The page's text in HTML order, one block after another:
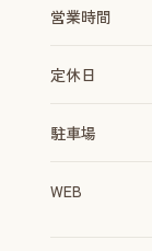
営業時間
定休日
駐車場
WEB